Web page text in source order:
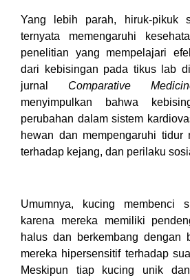
Yang lebih parah, hiruk-pikuk
ternyata memengaruhi
penelitian yang mempelajari
dari kebisingan pada tikus lab
jurnal Comparative
menyimpulkan bahwa
perubahan dalam sistem
hewan dan mempengaruhi tidur
terhadap kejang, dan perilaku
Umumnya, kucing membenci
karena mereka memiliki
halus dan berkembang dengan
mereka hipersensitif terhadap
Meskipun tiap kucing unik